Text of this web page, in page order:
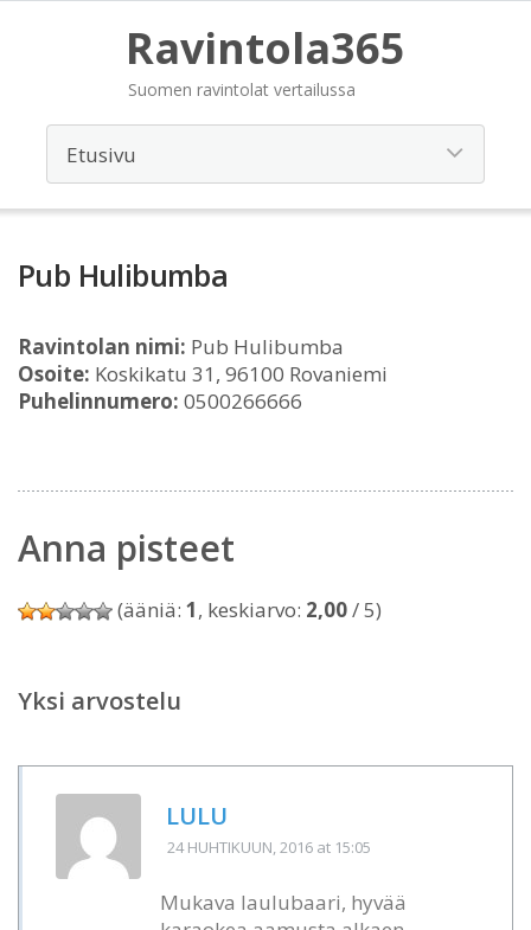
Ravintola365
Suomen ravintolat vertailussa
Pub Hulibumba
Ravintolan nimi: Pub Hulibumba
Osoite: Koskikatu 31, 96100 Rovaniemi
Puhelinnumero: 0500266666
Anna pisteet
(ääniä: 1, keskiarvo: 2,00/ 5)
Yksi arvostelu
LULU
24 HUHTIKUUN, 2016 at 15:05
Mukava laulubaari, hyvää